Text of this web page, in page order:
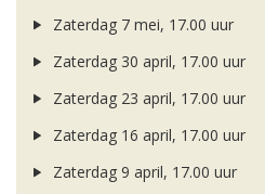
Zaterdag 7 mei, 17.00 uur
Zaterdag 30 april, 17.00 uur
Zaterdag 23 april, 17.00 uur
Zaterdag 16 april, 17.00 uur
Zaterdag 9 april, 17.00 uur